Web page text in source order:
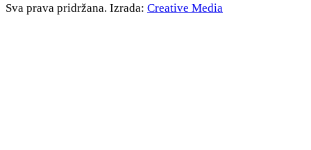
Sva prava pridržana. Izrada: Creative Media